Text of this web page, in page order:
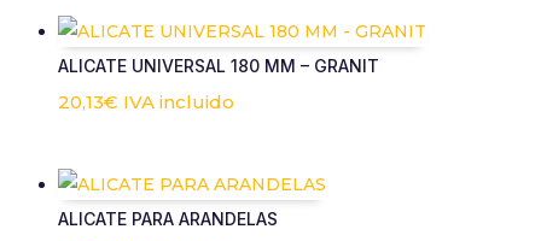
ALICATE UNIVERSAL 180 MM – GRANIT
20,13€ IVA incluido
ALICATE PARA ARANDELAS